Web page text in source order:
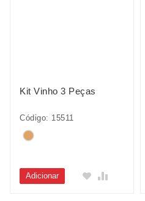
Kit Vinho 3 Peças
Código: 15511
Adicionar